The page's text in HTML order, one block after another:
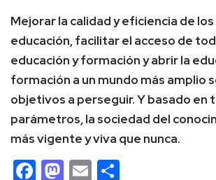
Mejorar la calidad y eficiencia de
educación, facilitar el acceso de
educación y formación y abrir la
formación a un mundo más amplio
objetivos a perseguir. Y basado en
parámetros, la sociedad del
más vigente y viva que nunca.
Facebook
Mastodon
Email